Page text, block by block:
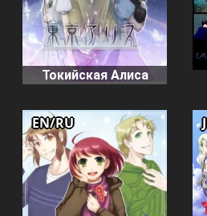
Токийская Алиса
EN/RU